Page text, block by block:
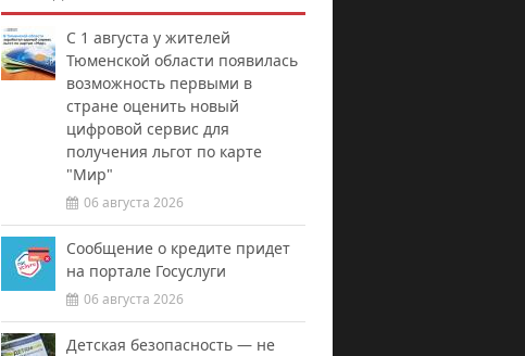
С 1 августа у жителей
Тюменской области появилась
возможность первыми в
стране оценить новый
цифровой сервис для
получения льгот по карте
"Мир"
06 августа 2026
Сообщение о кредите придет
на портале Госуслуги
06 августа 2026
Детская безопасность — не